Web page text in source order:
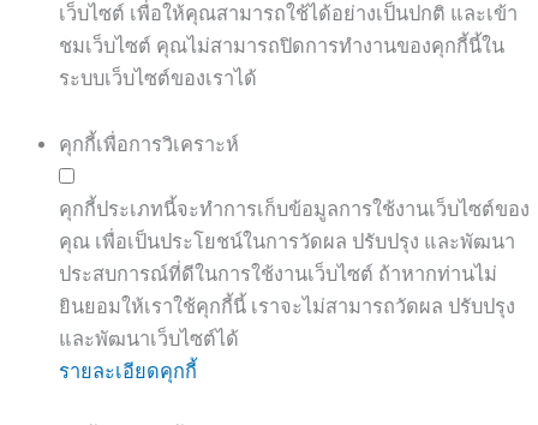
เว็บไซต์ เพื่อให้คุณสามารถใช้ได้อย่างเป็นปกติ และเข้า
ชมเว็บไซต์ คุณไม่สามารถปิดการทำงานของคุกกี้นี้ใน
ระบบเว็บไซต์ของเราได้
คุกกี้เพื่อการวิเคราะห์
คุกกี้ประเภทนี้จะทำการเก็บข้อมูลการใช้งานเว็บไซต์ของ
คุณ เพื่อเป็นประโยชน์ในการวัดผล ปรับปรุง และพัฒนา
ประสบการณ์ที่ดีในการใช้งานเว็บไซต์ ถ้าหากท่านไม่
ยินยอมให้เราใช้คุกกี้นี้ เราจะไม่สามารถวัดผล ปรับปรุง
และพัฒนาเว็บไซต์ได้
รายละเอียดคุกกี้